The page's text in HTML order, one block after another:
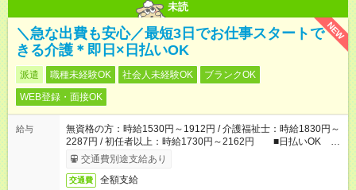
未読
NEW
＼急な出費も安心／最短3日でお仕事スタートで
きる介護＊即日×日払いOK
派遣 職種未経験OK 社会人未経験OK
ブランクOK
WEB登録・面接OK
給与
無資格の方：時給1530円～1912円 / 介護福祉士：時給1830円～
2287円 / 初任者以上：時給1730円～2162円 ■日払いOK ■
日収例：1万2240円（時給1530円×8h）
交通費別途支給あり
交通費 全額支給